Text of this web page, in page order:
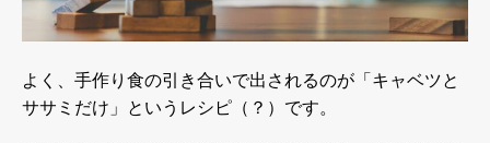
よく、手作り食の引き合いで出されるのが「キャベツと
ササミだけ」というレシピ（？）です。